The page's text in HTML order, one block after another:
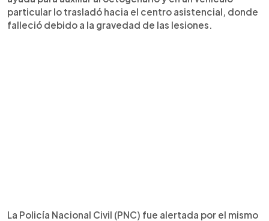
particular lo trasladó hacia el centro asistencial, donde
falleció debido a la gravedad de las lesiones.
La Policía Nacional Civil (PNC) fue alertada por el mismo